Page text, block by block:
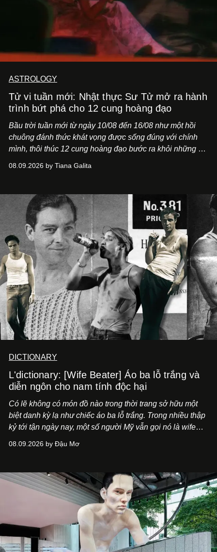
ASTROLOGY
Tử vi tuần mới: Nhật thực Sư Tử mở ra hành
trình bứt phá cho 12 cung hoàng đạo
Bầu trời tuần mới từ ngày 10/08 đến 16/08 như một hồi
chuông đánh thức khát vọng được sống đúng với chính
mình, thôi thúc 12 cung hoàng đạo bước ra khỏi những vỏ
08.09.2026 by Tiana Galita
DICTIONARY
L'dictionary: [Wife Beater] Áo ba lỗ trắng và
diễn ngôn cho nam tính độc hại
Có lẽ không có món đồ nào trong thời trang sở hữu một
biệt danh kỳ lạ như chiếc áo ba lỗ trắng. Trong nhiều thập
kỷ tới tận ngày nay, một số người Mỹ vẫn gọi nó là wife
08.09.2026 by Đậu Mơ